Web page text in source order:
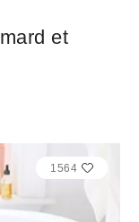
et
1564